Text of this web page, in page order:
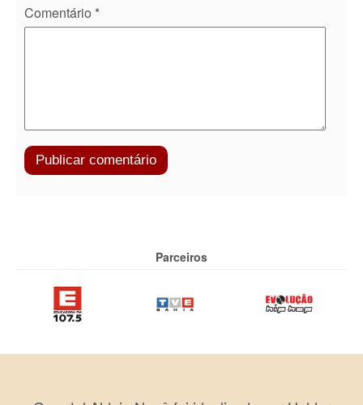
Comentário *
Parceiros